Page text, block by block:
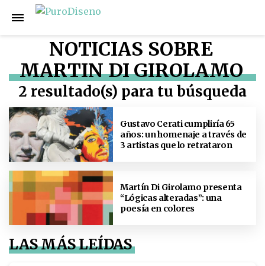
NOTICIAS SOBRE
MARTIN DI GIROLAMO
2 resultado(s) para tu búsqueda
Gustavo Cerati cumpliría 65
años: un homenaje a través de
3 artistas que lo retrataron
Martín Di Girolamo presenta
“Lógicas alteradas”: una
poesía en colores
LAS MÁS LEÍDAS